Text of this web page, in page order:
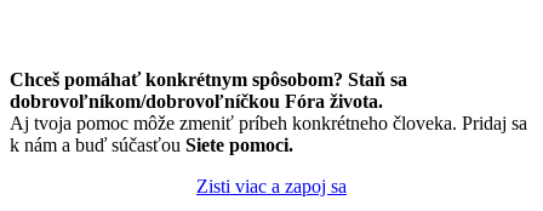
Chceš pomáhať konkrétnym spôsobom? Staň sa
dobrovoľníkom/dobrovoľníčkou Fóra života.
Aj tvoja pomoc môže zmeniť príbeh konkrétneho človeka. Pridaj sa
k nám a buď súčasťou Siete pomoci.
Zisti viac a zapoj sa